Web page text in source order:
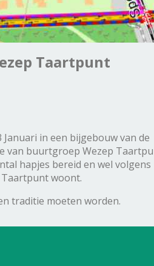
Taartpunt
in een bijgebouw van de
van buurtgroep Wezep
hapjes bereid en wel volgens
Taartpunt woont.
traditie moeten worden.